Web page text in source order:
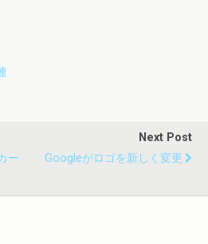
ー
Next Post
Googleがロゴを新しく変更